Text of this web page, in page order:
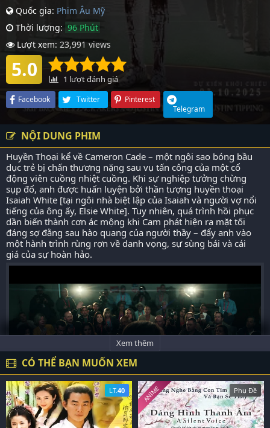
Quốc gia: Phim Âu Mỹ
Thời lượng: 96 Phút
Lượt xem: 23,991 views
5.0 1 lượt đánh giá
Facebook Twitter
Pinterest
Telegram
NỘI DUNG PHIM
Huyền Thoại kể về Cameron Cade – một ngôi sao bóng bầu
dục trẻ bị chấn thương nặng sau vụ tấn công của một cổ
động viên cuồng nhiệt cuồng. Khi sự nghiệp tưởng chừng
sụp đổ, anh được huấn luyện bởi thần tượng huyền thoại
Isaiah White [tại ngôi nhà biệt lập của Isaiah và người vợ nổi
tiếng của ông ấy, Elsie White]. Tuy nhiên, quá trình hồi phục
dần biến thành cơn ác mộng khi Cam phát hiện ra mặt tối
đáng sợ đằng sau hào quang của người thầy – đẩy anh vào
một hành trình rùng rợn về danh vọng, sự sùng bái và cái
giá của sự hoàn hảo.
Xem thêm
CÓ THỂ BẠN MUỐN XEM
LT.40 Phụ Đề
ANIME